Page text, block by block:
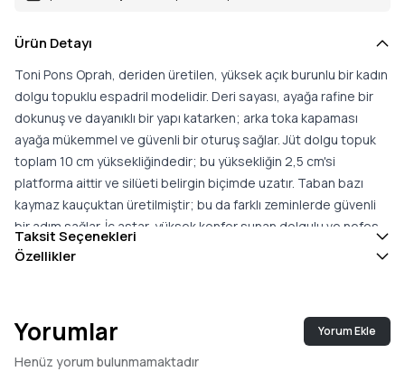
Ürün Detayı
Toni Pons Oprah, deriden üretilen, yüksek açık burunlu bir kadın
dolgu topuklu espadril modelidir. Deri sayası, ayağa rafine bir
dokunuş ve dayanıklı bir yapı katarken; arka toka kapaması
ayağa mükemmel ve güvenli bir oturuş sağlar. Jüt dolgu topuk
toplam 10 cm yüksekliğindedir; bu yüksekliğin 2,5 cm'si
platforma aittir ve silüeti belirgin biçimde uzatır. Taban bazı
kaymaz kauçuktan üretilmiştir; bu da farklı zeminlerde güvenli
bir adım sağlar. İç astar, yüksek konfor sunan dolgulu ve nefes
alabilir kumaşla kaplanmıştır. Eskimiş bir efekt oluşturmak için
çizgisiyle Oprah; daha derli toplu görünümlerden akşam
buluşmalarına, özel günlerden şık kombinlere kadar geniş bir
yelpazede yer bulur. Bu model normal bedenine uyar; iki beden
Taksit Seçenekleri
Özellikler
Yorumlar Yorum Ekle
Henüz yorum bulunmamaktadır